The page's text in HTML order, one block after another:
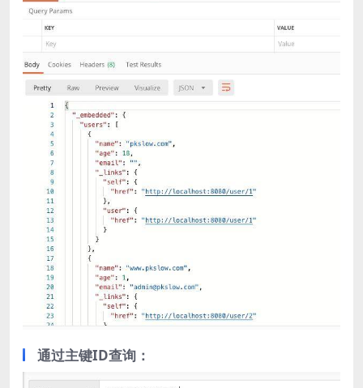
通过主键ID查询：